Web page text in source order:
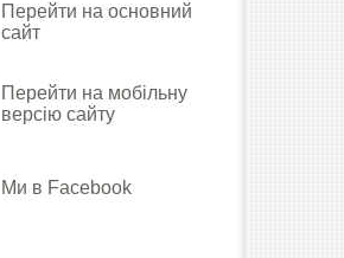
Перейти на основний
сайт
Перейти на мобільну
версію сайту
Ми в Facebook